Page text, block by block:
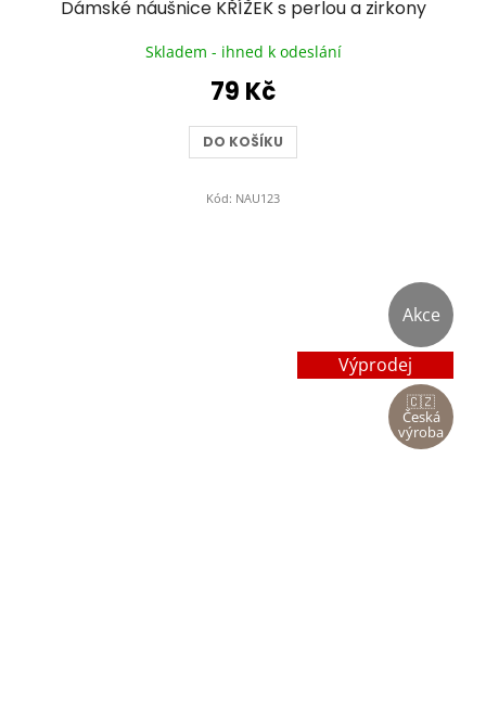
Dámské náušnice KŘÍŽEK s perlou a zirkony
Skladem - ihned k odeslání
79 Kč
DO KOŠÍKU
Kód: NAU123
Akce
Výprodej
🇨🇿
Česká
výroba